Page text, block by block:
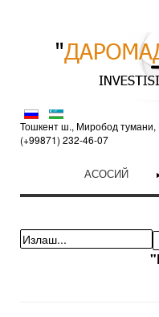
Тошкент ш., Миробод тумани,
(+99871) 232-46-07
АСОСИЙ